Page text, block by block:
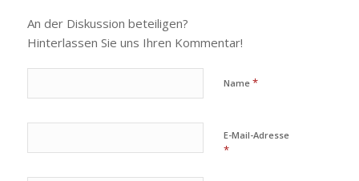
An der Diskussion beteiligen?
Hinterlassen Sie uns Ihren Kommentar!
Name *
E-Mail-Adresse
*